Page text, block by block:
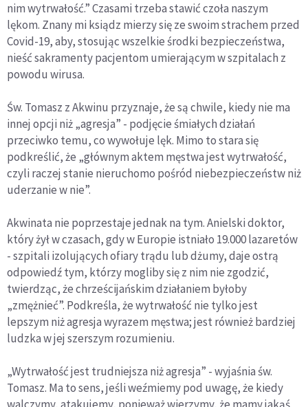
nim wytrwałość.” Czasami trzeba stawić czoła naszym
lękom. Znany mi ksiądz mierzy się ze swoim strachem przed
Covid-19, aby, stosując wszelkie środki bezpieczeństwa,
nieść sakramenty pacjentom umierającym w szpitalach z
powodu wirusa.
Św. Tomasz z Akwinu przyznaje, że są chwile, kiedy nie ma
innej opcji niż „agresja” - podjęcie śmiałych działań
przeciwko temu, co wywołuje lęk. Mimo to stara się
podkreślić, że „głównym aktem męstwa jest wytrwałość,
czyli raczej stanie nieruchomo pośród niebezpieczeństw niż
uderzanie w nie”.
Akwinata nie poprzestaje jednak na tym. Anielski doktor,
który żył w czasach, gdy w Europie istniało 19.000 lazaretów
- szpitali izolujących ofiary trądu lub dżumy, daje ostrą
odpowiedź tym, którzy mogliby się z nim nie zgodzić,
twierdząc, że chrześcijańskim działaniem byłoby
„zmężnieć”. Podkreśla, że wytrwałość nie tylko jest
lepszym niż agresja wyrazem męstwa; jest również bardziej
ludzka w jej szerszym rozumieniu.
„Wytrwałość jest trudniejsza niż agresja” - wyjaśnia św.
Tomasz. Ma to sens, jeśli weźmiemy pod uwagę, że kiedy